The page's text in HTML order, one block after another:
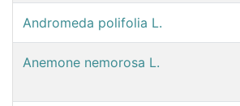
Andromeda polifolia L.
Anemone nemorosa L.